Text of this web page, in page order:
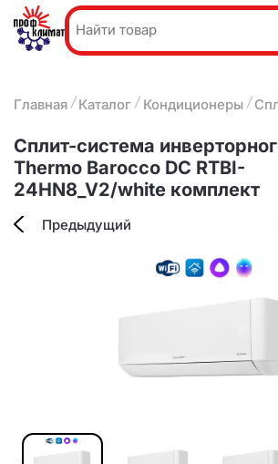
Акции и
О компании
Наши услуги
Оплата и доставка
Контакты
Главная Каталог Кондиционеры
Сплит-система
Thermo Barocco DC RTBI-
24HN8_V2/white комплект
Предыдущий